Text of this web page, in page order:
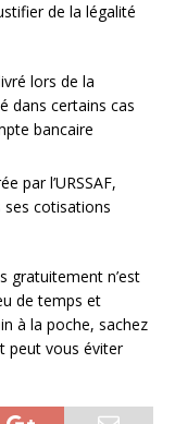
de la légalité
lors de la
dans certains cas
bancaire
par l’URSSAF,
ses cotisations
gratuitement n’est
de temps et
à la poche, sachez
peut vous éviter